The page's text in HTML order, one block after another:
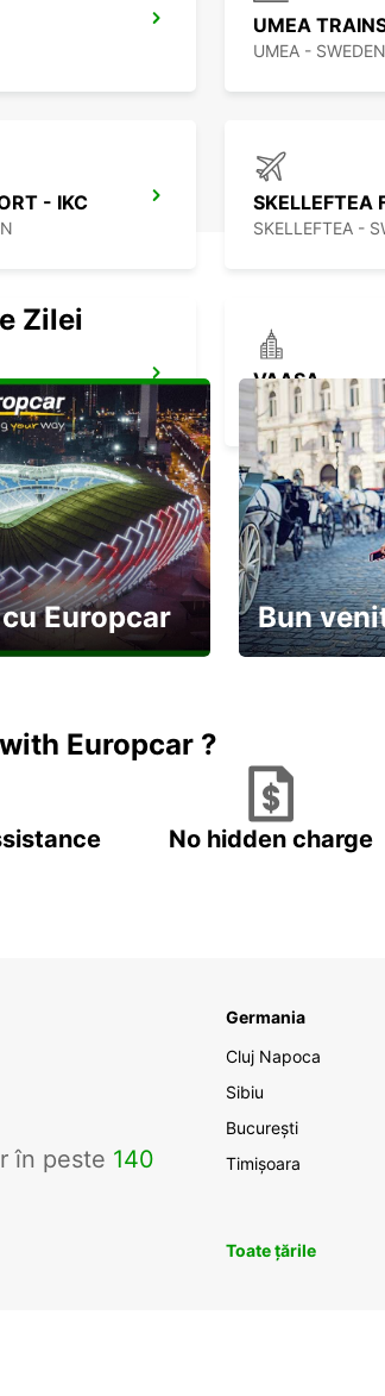
UMEA
UMEA - SWEDEN
- IKC
SKELLEFTEA -
VAASA
VAASA -
Zilei
Europcar Bun
Europcar ?
No hidden charge
în peste 140
Germania
Cluj Napoca
Sibiu
București
Timișoara
Toate țările